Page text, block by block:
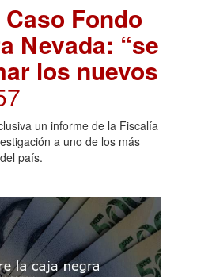
Fondo
Nevada: “se
los nuevos
un informe de la Fiscalía
a uno de los más
país.